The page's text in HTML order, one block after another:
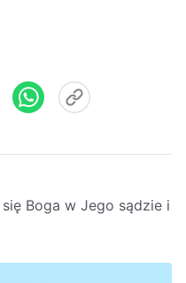
Boga w Jego sądzie i